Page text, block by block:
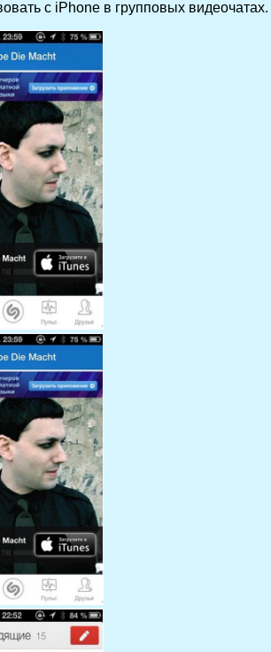
с iPhone в групповых видеочатах.